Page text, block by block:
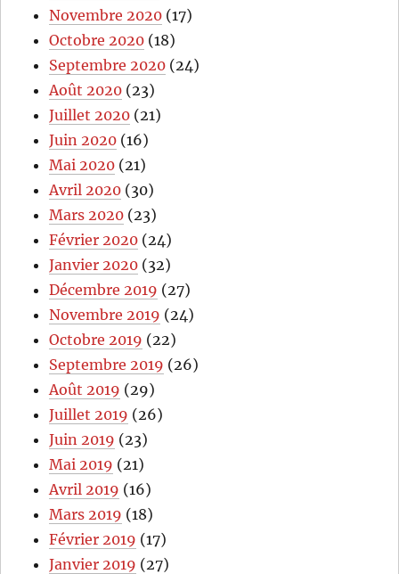
Novembre 2020 (17)
Octobre 2020 (18)
Septembre 2020 (24)
Août 2020 (23)
Juillet 2020 (21)
Juin 2020 (16)
Mai 2020 (21)
Avril 2020 (30)
Mars 2020 (23)
Février 2020 (24)
Janvier 2020 (32)
Décembre 2019 (27)
Novembre 2019 (24)
Octobre 2019 (22)
Septembre 2019 (26)
Août 2019 (29)
Juillet 2019 (26)
Juin 2019 (23)
Mai 2019 (21)
Avril 2019 (16)
Mars 2019 (18)
Février 2019 (17)
Janvier 2019 (27)